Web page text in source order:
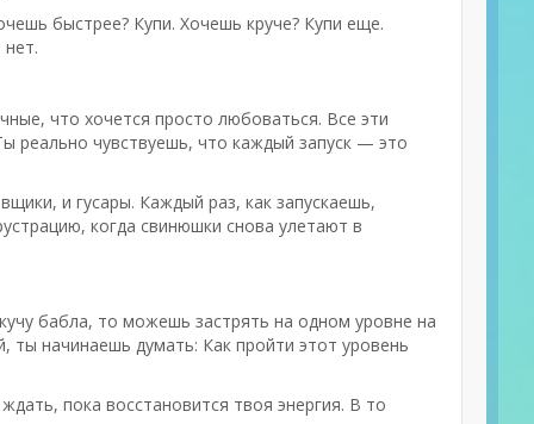
быстрее? Купи. Хочешь круче? Купи еще.
что хочется просто любоваться. Все эти
чувствуешь, что каждый запуск — это
и гусары. Каждый раз, как запускаешь,
когда свинюшки снова улетают в
бабла, то можешь застрять на одном уровне на
начинаешь думать: Как пройти этот уровень
пока восстановится твоя энергия. В то